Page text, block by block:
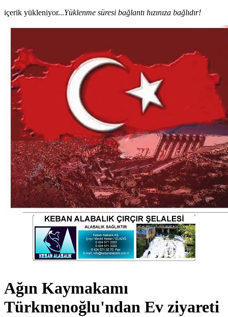
içerik yükleniyor...Yüklenme süresi bağlantı hızınıza bağlıdır!
Ağın Kaymakamı
Türkmenoğlu'ndan Ev ziyareti